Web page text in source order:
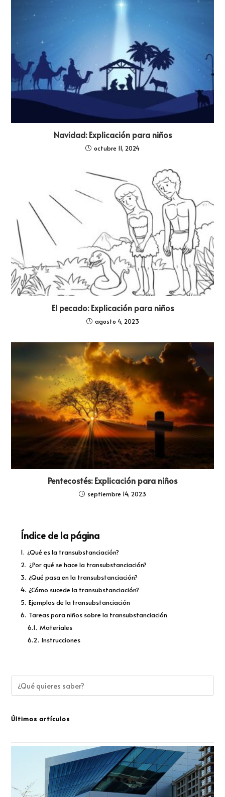
Navidad: Explicación para niños
octubre 11, 2024
El pecado: Explicación para niños
agosto 4, 2023
Pentecostés: Explicación para niños
septiembre 14, 2023
Índice de la página
1. ¿Qué es la transubstanciación?
2. ¿Por qué se hace la transubstanciación?
3. ¿Qué pasa en la transubstanciación?
4. ¿Cómo sucede la transubstanciación?
5. Ejemplos de la transubstanciación
6. Tareas para niños sobre la transubstanciación
6.1. Materiales
6.2. Instrucciones
Últimos artículos